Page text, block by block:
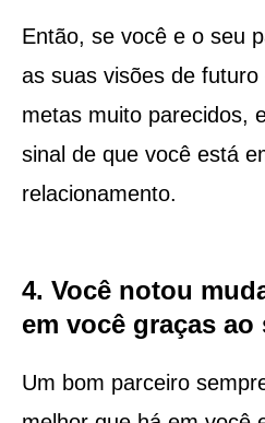
Então, se você e o seu
as suas visões de
metas muito parecidos,
sinal de que você está
relacionamento.
4. Você notou
em você graças ao
Um bom parceiro